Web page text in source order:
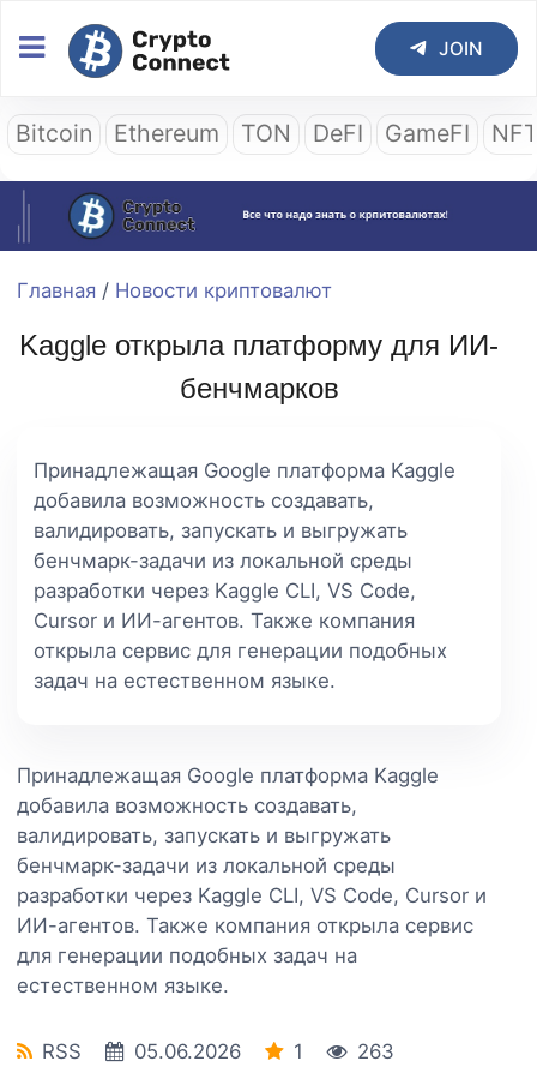
JOIN
Bitcoin Ethereum TON DeFI GameFI
Главная / Новости криптовалют
Kaggle открыла платформу для ИИ-
бенчмарков
Принадлежащая Google платформа Kaggle
добавила возможность создавать,
валидировать, запускать и выгружать
бенчмарк-задачи из локальной среды
разработки через Kaggle CLI, VS Code,
Cursor и ИИ-агентов. Также компания
открыла сервис для генерации подобных
задач на естественном языке.
Принадлежащая Google платформа Kaggle
добавила возможность создавать,
валидировать, запускать и выгружать
бенчмарк-задачи из локальной среды
разработки через Kaggle CLI, VS Code, Cursor и
ИИ-агентов. Также компания открыла сервис
для генерации подобных задач на
естественном языке.
RSS 05.06.2026 1
263